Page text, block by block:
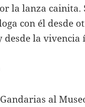
la lanza cainita.
con él desde
desde la vivencia
al